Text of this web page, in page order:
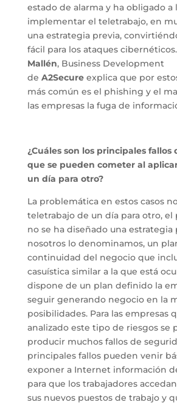
estado de alarma y ha obligado a
implementar el teletrabajo, en
una estrategia previa,
fácil para los ataques cibernéticos.
Mallén, Business Development
de A2Secureexplica que por
más común es el phishing y el
las empresas la fuga de
¿Cuáles son los principales fallos
que se pueden cometer al
un día para otro?
La problemática en estos casos
teletrabajo de un día para otro, el
no se ha diseñado una estrategia
nosotros lo denominamos, un
continuidad del negocio que
casuística similar a la que está
dispone de un plan definido la
seguir generando negocio en la
posibilidades. Para las empresas
analizado este tipo de riesgos se
producir muchos fallos de
principales fallos pueden venir
exponer a Internet información
para que los trabajadores
sus nuevos puestos de trabajo y